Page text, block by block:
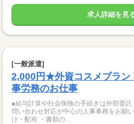
求人詳細を見
[一般派遣]
2,000円★外資コスメブラ
事労務のお仕事
●給与計算や社会保険の手続きは外部委託
問い合わせ対応が中心の人事事務をお願
け・配布 ・書類の...